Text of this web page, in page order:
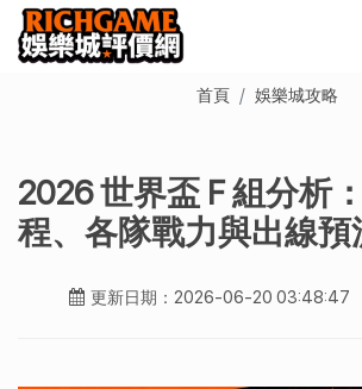
首頁 娛樂城攻略
2026 世界盃 F 組分析
程、各隊戰力與出線預
更新日期：2026-06-20 03:48:47